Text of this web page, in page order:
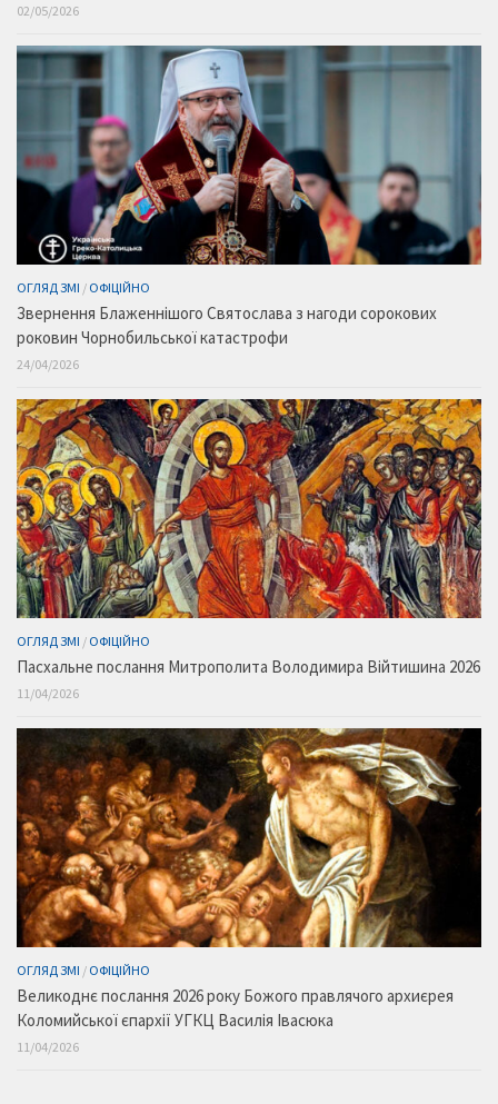
02/05/2026
ОГЛЯД ЗМІ / ОФІЦІЙНО
Звернення Блаженнішого Святослава з нагоди сорокових
роковин Чорнобильської катастрофи
24/04/2026
ОГЛЯД ЗМІ / ОФІЦІЙНО
Пасхальне послання Митрополита Володимира Війтишина 2026
11/04/2026
ОГЛЯД ЗМІ / ОФІЦІЙНО
Великоднє послання 2026 року Божого правлячого архиєрея
Коломийської єпархії УГКЦ Василія Івасюка
11/04/2026